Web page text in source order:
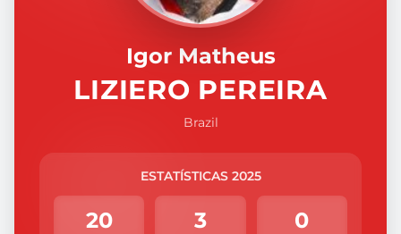
Igor Matheus
LIZIERO PEREIRA
Brazil
ESTATÍSTICAS 2025
20 3 0